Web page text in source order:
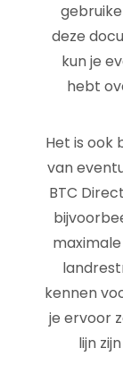
deze
kun je
hebt
Het is ook
van
BTC
kennen
je ervoor
lijn